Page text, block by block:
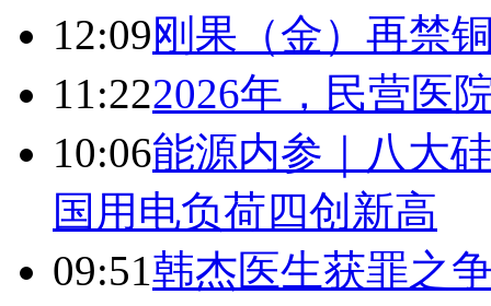
12:09刚果（金）再禁
11:222026年，民营医
10:06能源内参｜八大
国用电负荷四创新高
09:51韩杰医生获罪之